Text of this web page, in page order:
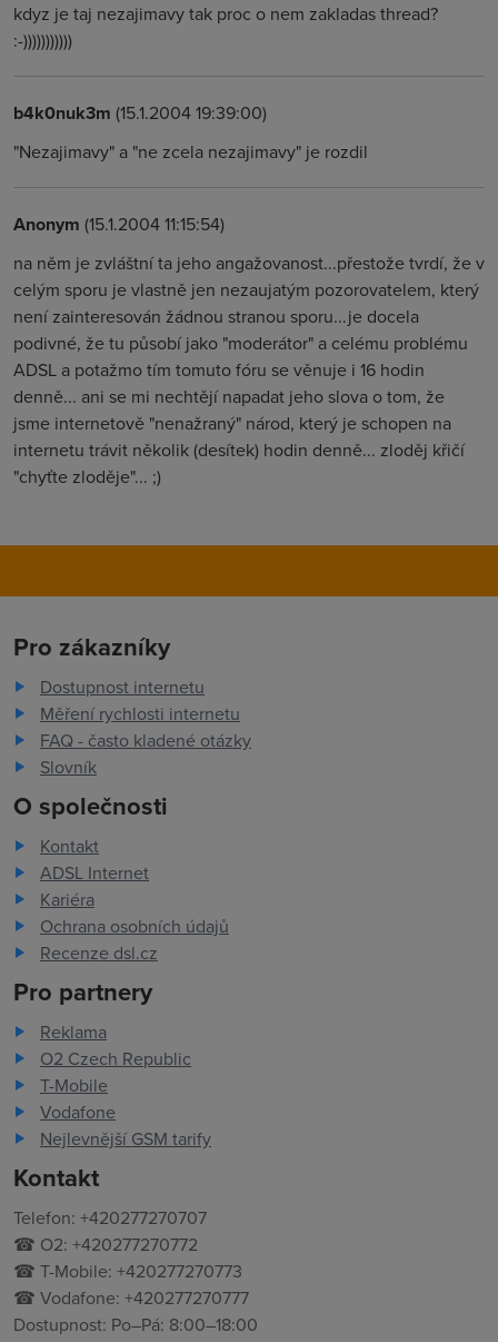
kdyz je taj nezajimavy tak proc o nem zakladas thread?
:-)))))))))))
b4k0nuk3m (15.1.2004 19:39:00)
"Nezajimavy" a "ne zcela nezajimavy" je rozdil
Anonym (15.1.2004 11:15:54)
na něm je zvláštní ta jeho angažovanost...přestože tvrdí, že v
celým sporu je vlastně jen nezaujatým pozorovatelem, který
není zainteresován žádnou stranou sporu...je docela
podivné, že tu působí jako "moderátor" a celému problému
ADSL a potažmo tím tomuto fóru se věnuje i 16 hodin
denně... ani se mi nechtějí napadat jeho slova o tom, že
jsme internetově "nenažraný" národ, který je schopen na
internetu trávit několik (desítek) hodin denně... zloděj křičí
"chyťte zloděje"... ;)
Pro zákazníky
Dostupnost internetu
Měření rychlosti internetu
FAQ - často kladené otázky
Slovník
O společnosti
Kontakt
ADSL Internet
Kariéra
Ochrana osobních údajů
Recenze dsl.cz
Pro partnery
Reklama
O2 Czech Republic
T-Mobile
Vodafone
Nejlevnější GSM tarify
Kontakt
Telefon: +420277270707
☎ O2: +420277270772
☎ T-Mobile: +420277270773
☎ Vodafone: +420277270777
Dostupnost: Po–Pá: 8:00–18:00